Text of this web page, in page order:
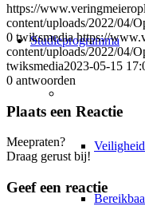
Studieprogramma
Veiligheid
https://
content/uploads/2022/04/
0 twiksmedia https://
content/uploads/2022/04/
twiksmedia2023-05-15
0 antwoorden
Plaats een Reactie
Meepraten?
Draag gerust bij!
Geef een reactie